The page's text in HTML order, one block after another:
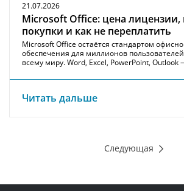
21.07.2026
Microsoft Office: цена лицензии,
покупки и как не переплатить
Microsoft Office остаётся стандартом
обеспечения для миллионов
всему миру. Word, Excel, PowerPoint,
Читать дальше
Следующая